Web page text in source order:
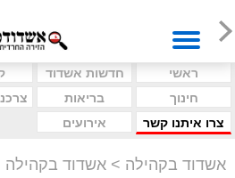
ראשי חדשות אשדוד
חינוך
בריאות
צרו איתנו קשר
אירועים
אשדוד בקהילה > אשדוד בקהילה